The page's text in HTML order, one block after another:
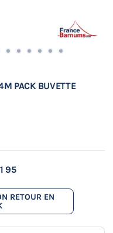
PACK BUVETTE
95
RETOUR EN